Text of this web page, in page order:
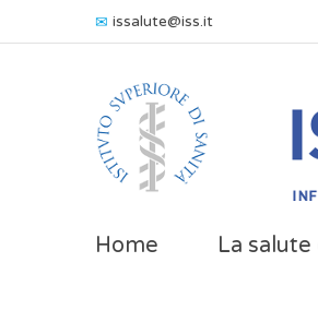
issalute@iss.it
Home La salute